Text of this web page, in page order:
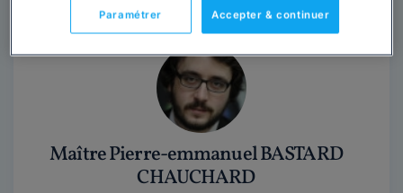
Maître Pierre-emmanuel BASTARD
CHAUCHARD
Accepter & continuer
Paramétrer